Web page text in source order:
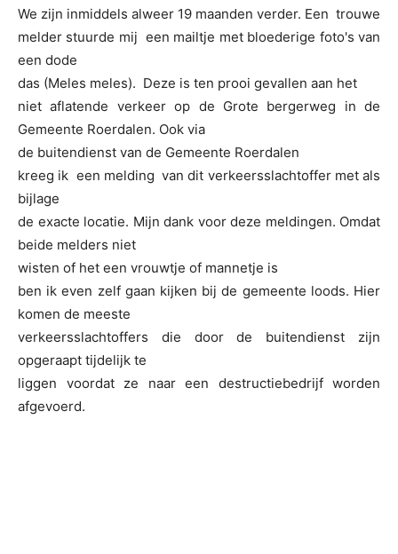
We zijn inmiddels alweer 19 maanden verder. Een trouwe
melder stuurde mij een mailtje met bloederige foto's van
een dode
das (Meles meles). Deze is ten prooi gevallen aan het
niet aflatende verkeer op de Grote bergerweg in de
Gemeente Roerdalen. Ook via
de buitendienst van de Gemeente Roerdalen
kreeg ik een melding van dit verkeersslachtoffer met als
bijlage
de exacte locatie. Mijn dank voor deze meldingen. Omdat
beide melders niet
wisten of het een vrouwtje of mannetje is
ben ik even zelf gaan kijken bij de gemeente loods. Hier
komen de meeste
verkeersslachtoffers die door de buitendienst zijn
opgeraapt tijdelijk te
liggen voordat ze naar een destructiebedrijf worden
afgevoerd.